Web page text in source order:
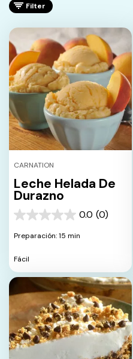
Filter
CARNATION
Leche Helada De
Durazno
0.0 (0)
0.0
5
Preparación: 15 min
Fácil